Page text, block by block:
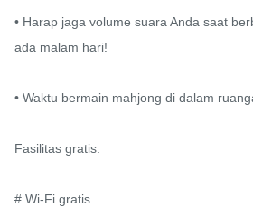
• Harap jaga volume suara Anda saat
ada malam hari!
• Waktu bermain mahjong di dalam
Fasilitas gratis:
# Wi-Fi gratis